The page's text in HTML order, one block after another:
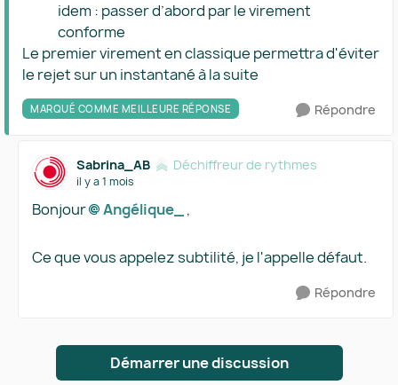
idem : passer d’abord par le virement
conforme
Le premier virement en classique permettra d'éviter
le rejet sur un instantané à la suite
MARQUÉ COMME MEILLEURE RÉPONSE Répondre
Sabrina_AB Déchiffreur de rythmes
il y a 1 mois
Bonjour Angélique_​ ,
Ce que vous appelez subtilité, je l'appelle défaut.
Répondre
Démarrer une discussion